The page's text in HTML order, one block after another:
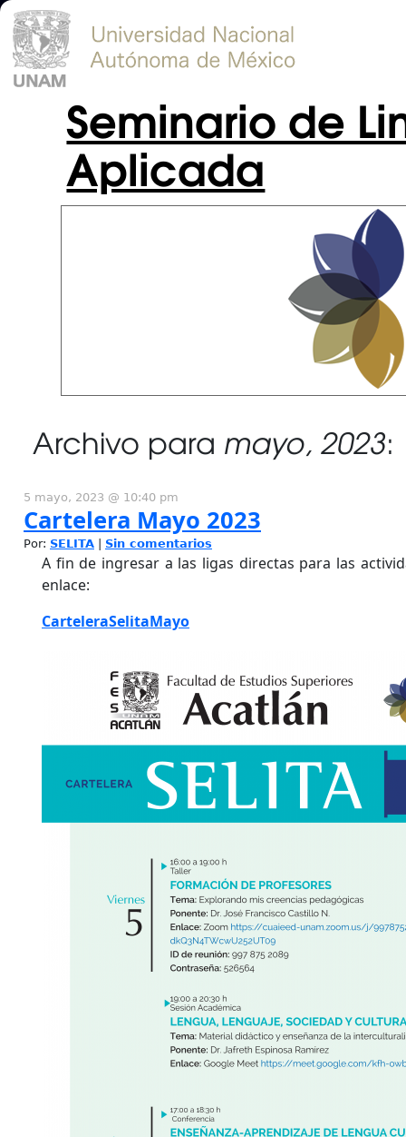
Seminario de
Aplicada
Archivo para mayo, 2023:
5 mayo, 2023 @ 10:40 pm
Cartelera Mayo 2023
Por: SELITA Sin comentarios
A fin de ingresar a las ligas directas para las
enlace:
CarteleraSelitaMayo